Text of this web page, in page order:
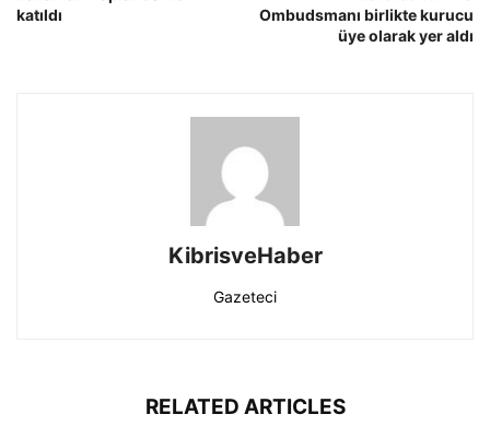
katıldı
Ombudsmanı birlikte kurucu
üye olarak yer aldı
KibrisveHaber
Gazeteci
RELATED ARTICLES